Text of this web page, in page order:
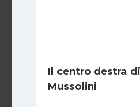
Il centro destra di
Mussolini